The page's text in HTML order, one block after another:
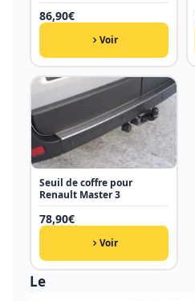
86,90€
Voir
Seuil de coffre pour
Renault Master 3
78,90€
Voir
Le